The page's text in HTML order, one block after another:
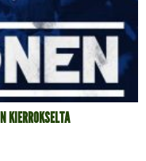
KIERROKSELTA